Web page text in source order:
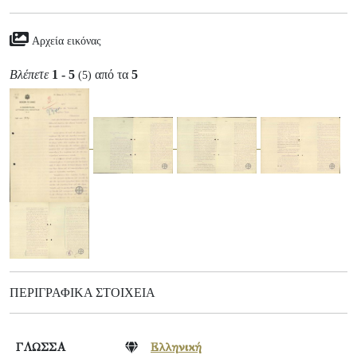
Αρχεία εικόνας
Βλέπετε 1 - 5 (5) από τα 5
ΠΕΡΙΓΡΑΦΙΚΆ ΣΤΟΙΧΕΊΑ
ΓΛΩΣΣΑ
Ελληνική